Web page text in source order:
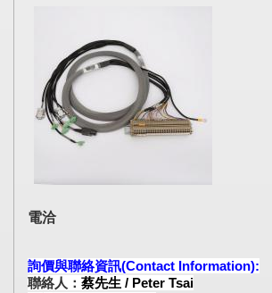
電洽
詢價與聯絡資訊(Contact Information):
聯絡人： 蔡先生 / Peter Tsai